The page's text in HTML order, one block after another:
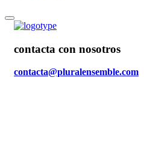
contacta con nosotros
contacta@pluralensemble.com